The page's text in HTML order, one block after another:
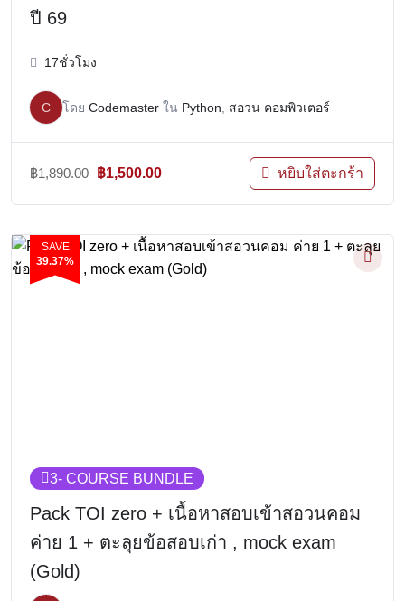
ปี 69
17ชั่วโมง
C โดย Codemaster ใน Python สอวน คอมพิวเตอร์
฿1,890.00 Original
price
฿1,500.00Current
หยิบใส่ตะกร้า
SAVE
39.37%
3- COURSE BUNDLE
Pack TOI zero + เนื้อหาสอบเข้าสอวนคอม
ค่าย 1 + ตะลุยข้อสอบเก่า , mock exam
(Gold)